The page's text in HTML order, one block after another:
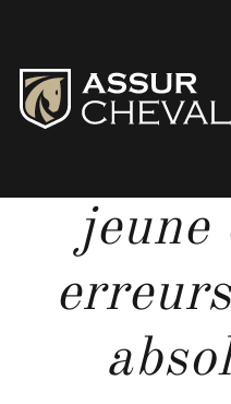
jeune